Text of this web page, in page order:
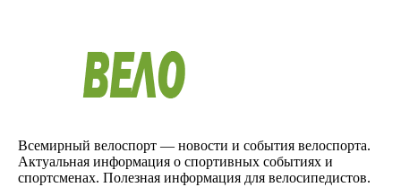
Всемирный велоспорт — новости и события велоспорта.
Актуальная информация о спортивных событиях и
спортсменах. Полезная информация для велосипедистов.